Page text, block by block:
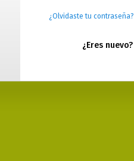
¿Olvidaste tu contraseña?
¿Eres nuevo?